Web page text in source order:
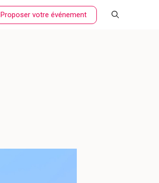
Proposer votre événement